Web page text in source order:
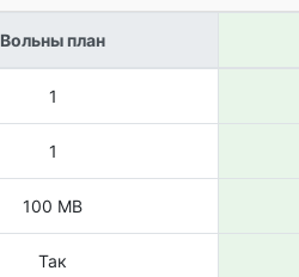
Вольны план
1
1
100 MB
Так